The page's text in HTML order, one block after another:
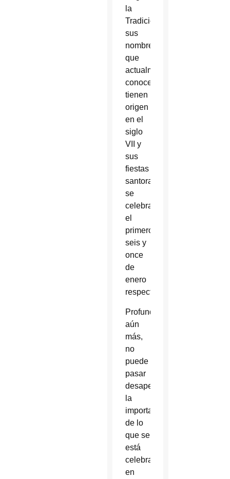
la
Tradición,
sus
nombres
que
actualmente
conocemos,
tienen
origen
en el
siglo
VII y
sus
fiestas
santorales
se
celebran
el
primero,
seis y
once
de
enero
respectivamente.
Profundizando
aún
más,
no
puede
pasar
desapercibida
la
importancia
de lo
que se
está
celebrando
en